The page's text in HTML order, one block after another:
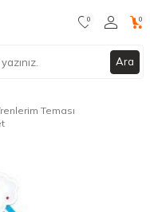
Ara
0 0
Teması